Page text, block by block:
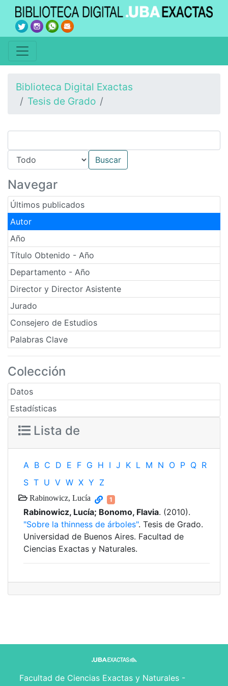
Biblioteca Digital Exactas
Tesis de Grado
Navegar
Últimos publicados
Autor
Año
Título Obtenido - Año
Departamento - Año
Director y Director Asistente
Jurado
Consejero de Estudios
Palabras Clave
Colección
Datos
Estadísticas
Lista de
A B C D E F G H I J K L M N O P Q R
S T U V W X Y Z
Rabinowicz, Lucía 1
Rabinowicz, Lucía; Bonomo, Flavia. (2010).
"Sobre la thinness de árboles". Tesis de Grado.
Universidad de Buenos Aires. Facultad de
Ciencias Exactas y Naturales.
Facultad de Ciencias Exactas y Naturales -